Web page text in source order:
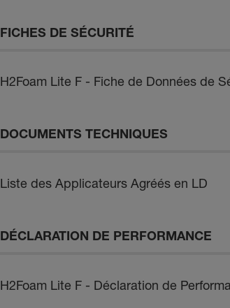
FICHES DE SÉCURITÉ
H2Foam Lite F - Fiche de Données de
DOCUMENTS TECHNIQUES
Liste des Applicateurs Agréés en LD
DÉCLARATION DE PERFORMANCE
H2Foam Lite F - Déclaration de